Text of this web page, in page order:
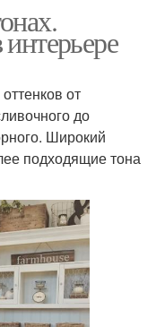
от
до
Широкий
подходящие тона